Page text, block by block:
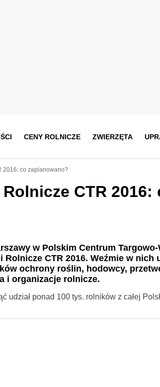
CENY ROLNICZE ZWIERZĘTA
2016: co zaplanowano?
CTR 2016:
w Polskim Centrum
CTR 2016. Weźmie w nich
ochrony roślin, hodowcy,
i organizacje rolnicze.
udział ponad 100 tys. rolników z całej